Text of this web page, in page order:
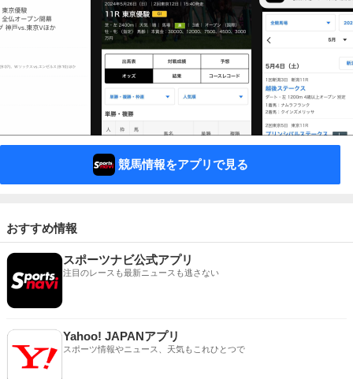
競馬情報をアプリで見る
おすすめ情報
スポーツナビ公式アプリ
注目のレースも最新ニュースも逃さない
Yahoo! JAPANアプリ
スポーツ情報やニュース、天気もこれひとつで